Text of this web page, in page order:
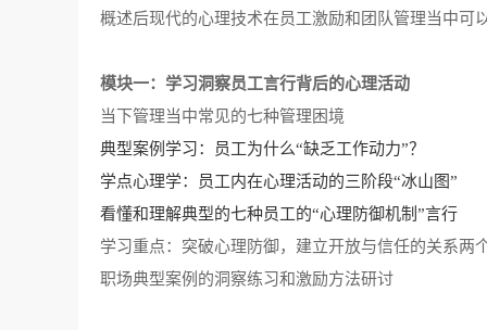
概述后现代的心理技术在员工激励和团队管理当中可
模块一：学习洞察员工言行背后的心理活动
当下管理当中常见的七种管理困境
典型案例学习：员工为什么“缺乏工作动力”？
学点心理学：员工内在心理活动的三阶段“冰山图”
看懂和理解典型的七种员工的“心理防御机制”言行
学习重点：突破心理防御，建立开放与信任的关系两
职场典型案例的洞察练习和激励方法研讨